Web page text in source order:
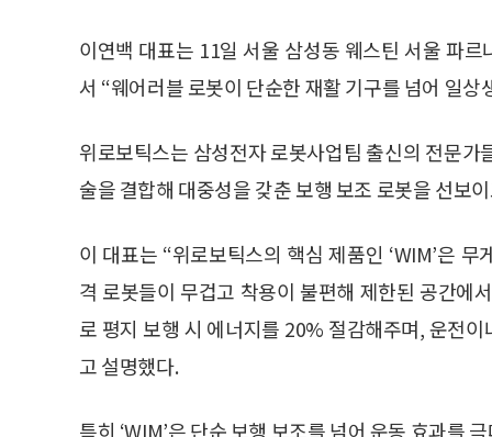
이연백 대표는 11일 서울 삼성동 웨스틴 서울 파
서 “웨어러블 로봇이 단순한 재활 기구를 넘어 일
위로보틱스는 삼성전자 로봇사업팀 출신의 전문
술을 결합해 대중성을 갖춘 보행 보조 로봇을 선보
이 대표는 “위로보틱스의 핵심 제품인 ‘WIM’은
격 로봇들이 무겁고 착용이 불편해 제한된 공간에
로 평지 보행 시 에너지를 20% 절감해주며, 운전
고 설명했다.
특히 ‘WIM’은 단순 보행 보조를 넘어 운동 효과를